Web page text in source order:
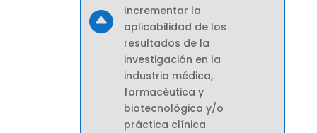

Incrementar la
aplicabilidad de los
resultados de la
investigación en la
industria médica,
farmacéutica y
biotecnológica y/o
práctica clínica